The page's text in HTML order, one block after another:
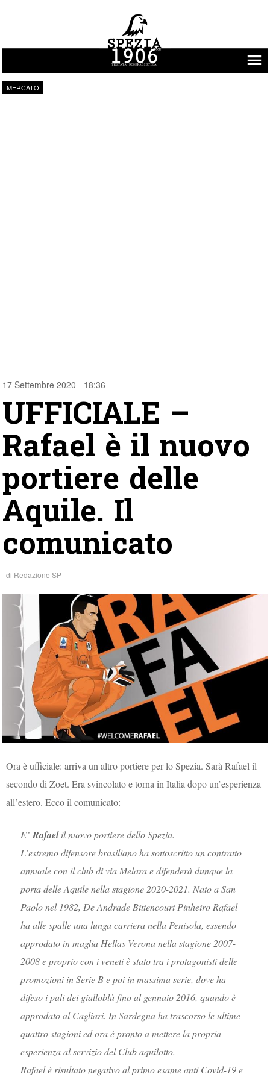
Vai al contenuto
MERCATO
17 Settembre 2020 - 18:36
UFFICIALE –
Rafael è il nuovo
portiere delle
Aquile. Il
comunicato
di Redazione SP
Ora è ufficiale: arriva un altro portiere per lo Spezia. Sarà Rafael il
secondo di Zoet. Era svincolato e torna in Italia dopo un’esperienza
all’estero. Ecco il comunicato:
E’Rafaelil nuovo portiere dello Spezia.
L’estremo difensore brasiliano ha sottoscritto un contratto
annuale con il club di via Melara e difenderà dunque la
porta delle Aquile nella stagione 2020-2021. Nato a San
Paolo nel 1982, De Andrade Bittencourt Pinheiro Rafael
ha alle spalle una lunga carriera nella Penisola, essendo
approdato in maglia Hellas Verona nella stagione 2007-
2008 e proprio con i veneti è stato tra i protagonisti delle
promozioni in Serie B e poi in massima serie, dove ha
difeso i pali dei gialloblù fino al gennaio 2016, quando è
approdato al Cagliari. In Sardegna ha trascorso le ultime
quattro stagioni ed ora è pronto a mettere la propria
esperienza al servizio del Club aquilotto.
Rafael è risultato negativo al primo esame anti Covid-19 e